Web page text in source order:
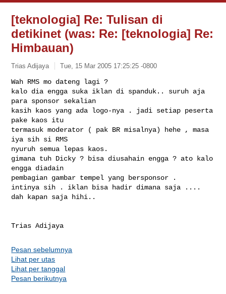
[teknologia] Re: Tulisan di
detikinet (was: Re: [teknologia] Re:
Himbauan)
Trias Adijaya Tue, 15 Mar 2005 17:25:25 -0800
Wah RMS mo dateng lagi ?
kalo dia engga suka iklan di spanduk.. suruh aja
para sponsor sekalian
kasih kaos yang ada logo-nya . jadi setiap peserta
pake kaos itu
termasuk moderator ( pak BR misalnya) hehe , masa
iya sih si RMS
nyuruh semua lepas kaos.
gimana tuh Dicky ? bisa diusahain engga ? ato kalo
engga diadain
pembagian gambar tempel yang bersponsor .
intinya sih . iklan bisa hadir dimana saja ....
dah kapan saja hihi..
Pesan sebelumnya
Lihat per utas
Lihat per tanggal
Pesan berikutnya